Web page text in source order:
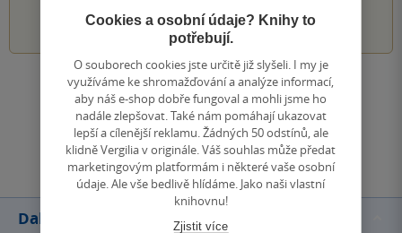
1 2 3 4 5
Zobrazit všechna hodnocení
Přidat hodnocení
Další knihy autora
Cookies a osobní údaje? Knihy to
potřebují.
O souborech cookies jste určitě již slyšeli. I my je
využíváme ke shromažďování a analýze informací,
aby náš e-shop dobře fungoval a mohli jsme ho
nadále zlepšovat. Také nám pomáhají ukazovat
lepší a cílenější reklamu. Žádných 50 odstínů, ale
klidně Vergilia v originále. Váš souhlas může předat
marketingovým platformám i některé vaše osobní
údaje. Ale vše bedlivě hlídáme. Jako naši vlastní
knihovnu!
Zjistit více